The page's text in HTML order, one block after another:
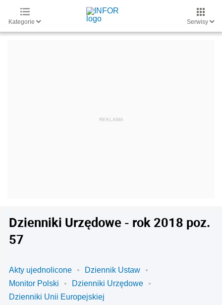
Kategorie Serwisy
Dzienniki Urzędowe - rok 2018 poz.
57
Akty ujednolicone
Dziennik Ustaw
Monitor Polski
Dzienniki Urzędowe
Dzienniki Unii Europejskiej